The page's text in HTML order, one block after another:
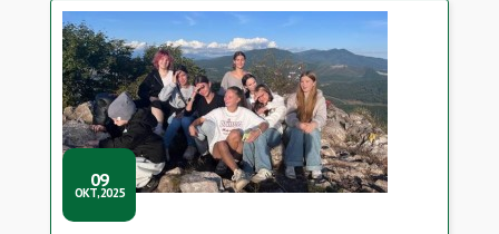
09
ОКТ,2025